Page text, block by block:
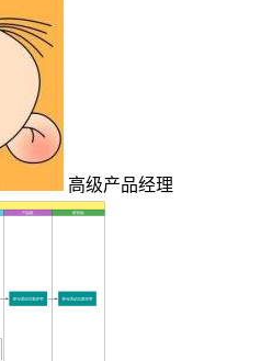
高级产品经理